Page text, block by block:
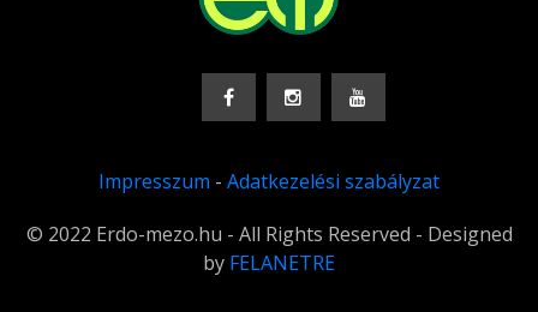
Impresszum - Adatkezelési szabályzat
© 2022 Erdo-mezo.hu - All Rights Reserved - Designed
by FELANETRE